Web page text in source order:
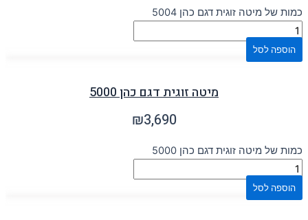
כמות של מיטה זוגית דגם כהן 5004
הוספה לסל
מיטה זוגית דגם כהן 5000
₪3,690
כמות של מיטה זוגית דגם כהן 5000
הוספה לסל